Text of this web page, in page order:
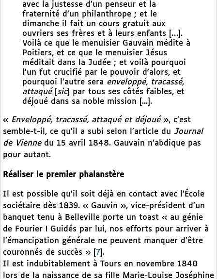
avec la justesse d’un penseur et la
fraternité d’un philanthrope ; et le
dimanche il fait un cours gratuit aux
ouvriers ses frères et à leurs enfants […].
Voilà ce que le menuisier Gauvain médite à
Poitiers, et ce que le menuisier Jésus
méditait dans la Judée ; et voilà pourquoi
l’un fut crucifié par le pouvoir d’alors, et
pourquoi l’autre sera enveloppé, tracassé,
attaqué[ sic] par tous ses côtés faibles, et
déjoué dans sa noble mission [...].
« Enveloppé, tracassé, attaqué et déjoué», c’est
semble-t-il, ce qu’il a subi selon l’article du Journal
de Viennedu 15 avril 1848. Gauvain n’abdique pas
pour autant.
Réaliser le premier phalanstère
Il est possible qu’il soit déjà en contact avec l’École
sociétaire dès 1839. « Gauvin », vice-président d’un
banquet tenu à Belleville porte un toast « au génie
de Fourier ! Guidés par lui, nos efforts pour arriver à
l’émancipation générale ne peuvent manquer d’être
couronnés de succès »
7 .
Il est indubitablement à Tours en novembre 1840
lors de la naissance de sa fille Marie-Louise Joséphine